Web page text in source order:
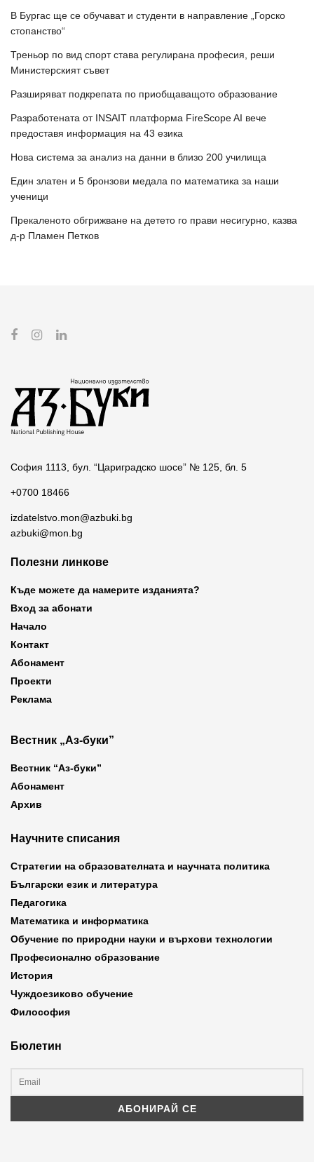
В Бургас ще се обучават и студенти в направление „Горско
стопанство“
Треньор по вид спорт става регулирана професия, реши
Министерският съвет
Разширяват подкрепата по приобщаващото образование
Разработената от INSAIT платформа FireScope AI вече
предоставя информация на 43 езика
Нова система за анализ на данни в близо 200 училища
Един златен и 5 бронзови медала по математика за наши
ученици
Прекаленото обгрижване на детето го прави несигурно, казва
д-р Пламен Петков
София 1113, бул. “Цариградско шосе” № 125, бл. 5
+0700 18466
izdatelstvo.mon@azbuki.bg
azbuki@mon.bg
Полезни линкове
Къде можете да намерите изданията?
Вход за абонати
Начало
Контакт
Абонамент
Проекти
Реклама
Вестник „Аз-буки”
Вестник “Аз-буки”
Абонамент
Архив
Научните списания
Стратегии на образователната и научната политика
Български език и литература
Педагогика
Математика и информатика
Обучение по природни науки и върхови технологии
Професионално образование
История
Чуждоезиково обучение
Философия
Бюлетин